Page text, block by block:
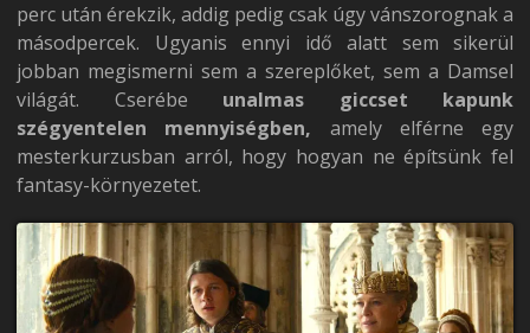
perc után érekzik, addig pedig csak úgy vánszorognak a
másodpercek. Ugyanis ennyi idő alatt sem sikerül
jobban megismerni sem a szereplőket, sem a Damsel
világát. Cserébe unalmas giccset kapunk
szégyentelen mennyiségben, amely elférne egy
mesterkurzusban arról, hogy hogyan ne építsünk fel
fantasy-környezetet.